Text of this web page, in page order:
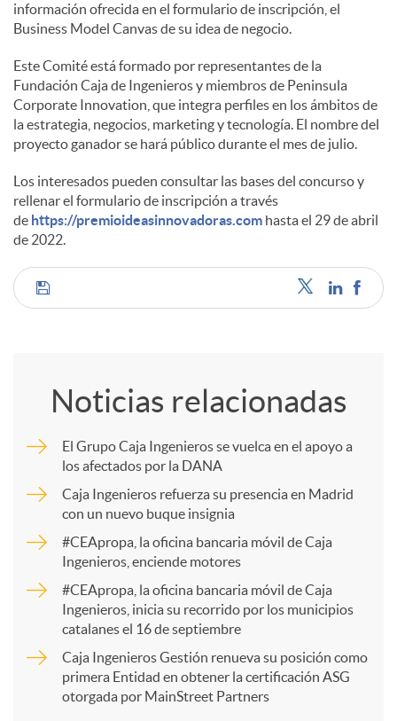
información ofrecida en el formulario de inscripción, el
Business Model Canvas de su idea de negocio.
Este Comité está formado por representantes de la
Fundación Caja de Ingenieros y miembros de Peninsula
Corporate Innovation, que integra perfiles en los ámbitos de
la estrategia, negocios, marketing y tecnología. El nombre del
proyecto ganador se hará público durante el mes de julio.
Los interesados pueden consultar las bases del concurso y
rellenar el formulario de inscripción a través
de https://premioideasinnovadoras.com hasta el 29 de abril
de 2022.
C
m
p
a
r
t
Noticias relacionadas
El Grupo Caja Ingenieros se vuelca en el apoyo a
los afectados por la DANA
Caja Ingenieros refuerza su presencia en Madrid
con un nuevo buque insignia
#CEApropa, la oficina bancaria móvil de Caja
Ingenieros, enciende motores
#CEApropa, la oficina bancaria móvil de Caja
Ingenieros, inicia su recorrido por los municipios
catalanes el 16 de septiembre
Caja Ingenieros Gestión renueva su posición como
primera Entidad en obtener la certificación ASG
otorgada por MainStreet Partners